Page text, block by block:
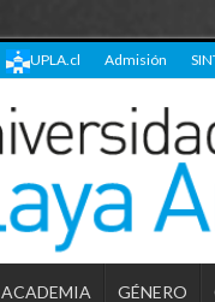
UPLA.cl Admisión
ACADEMIA GÉNERO